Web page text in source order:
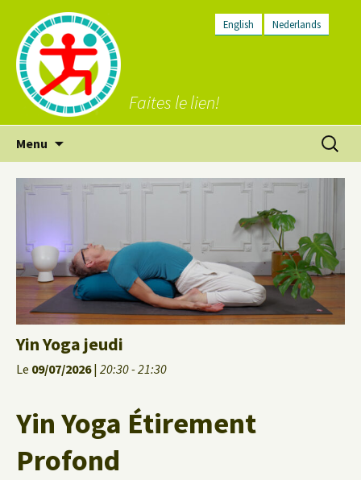
English Nederlands
Faites le lien!
Menu
Yin Yoga jeudi
Le 09/07/2026| 20:30 - 21:30
Yin Yoga Étirement
Profond